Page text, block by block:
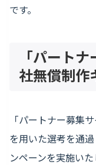
です。
「パート
社無償制作
「パートナー募集
を用いた選考を通
ンペーンを実施いた